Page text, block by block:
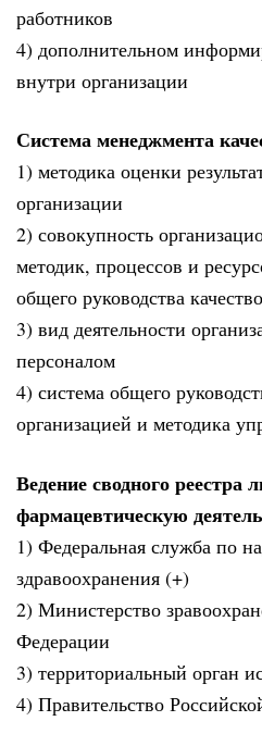
работников
4) дополнительном
внутри организации
Система менеджмента
1) методика оценки
организации
2) совокупность
методик, процессов и
общего руководства
3) вид деятельности
персоналом
4) система общего
организацией и методика
Ведение сводного реестра
фармацевтическую
1) Федеральная служба по
здравоохранения (+)
2) Министерство
Федерации
3) территориальный орган
4) Правительство